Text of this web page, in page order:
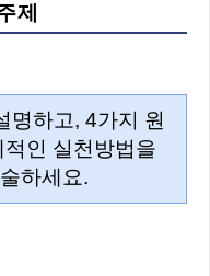
제
명하고, 4가지 원
인 실천방법을
하세요.